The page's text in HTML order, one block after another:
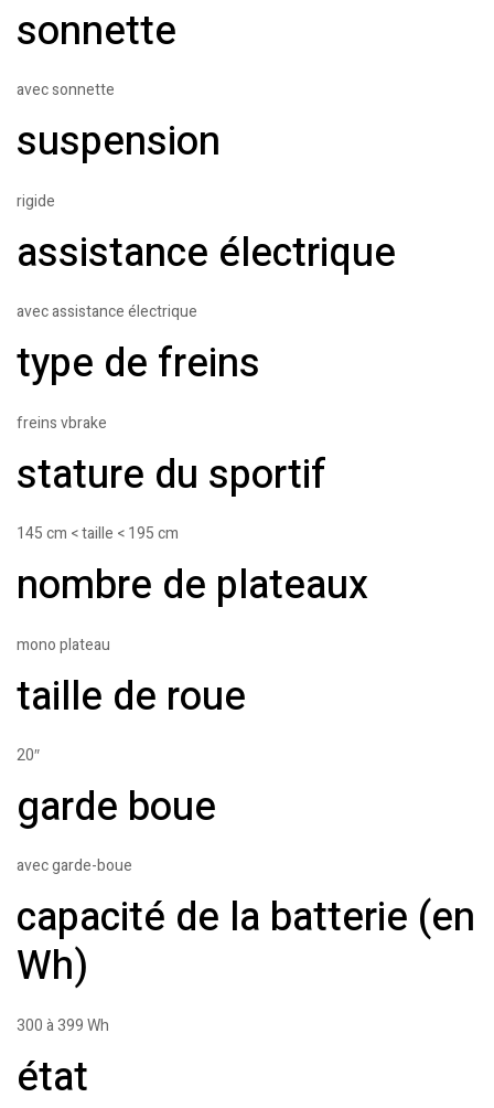
sonnette
avec sonnette
suspension
rigide
assistance électrique
avec assistance électrique
type de freins
freins vbrake
stature du sportif
145 cm < taille < 195 cm
nombre de plateaux
mono plateau
taille de roue
20″
garde boue
avec garde-boue
capacité de la batterie (en
Wh)
300 à 399 Wh
état